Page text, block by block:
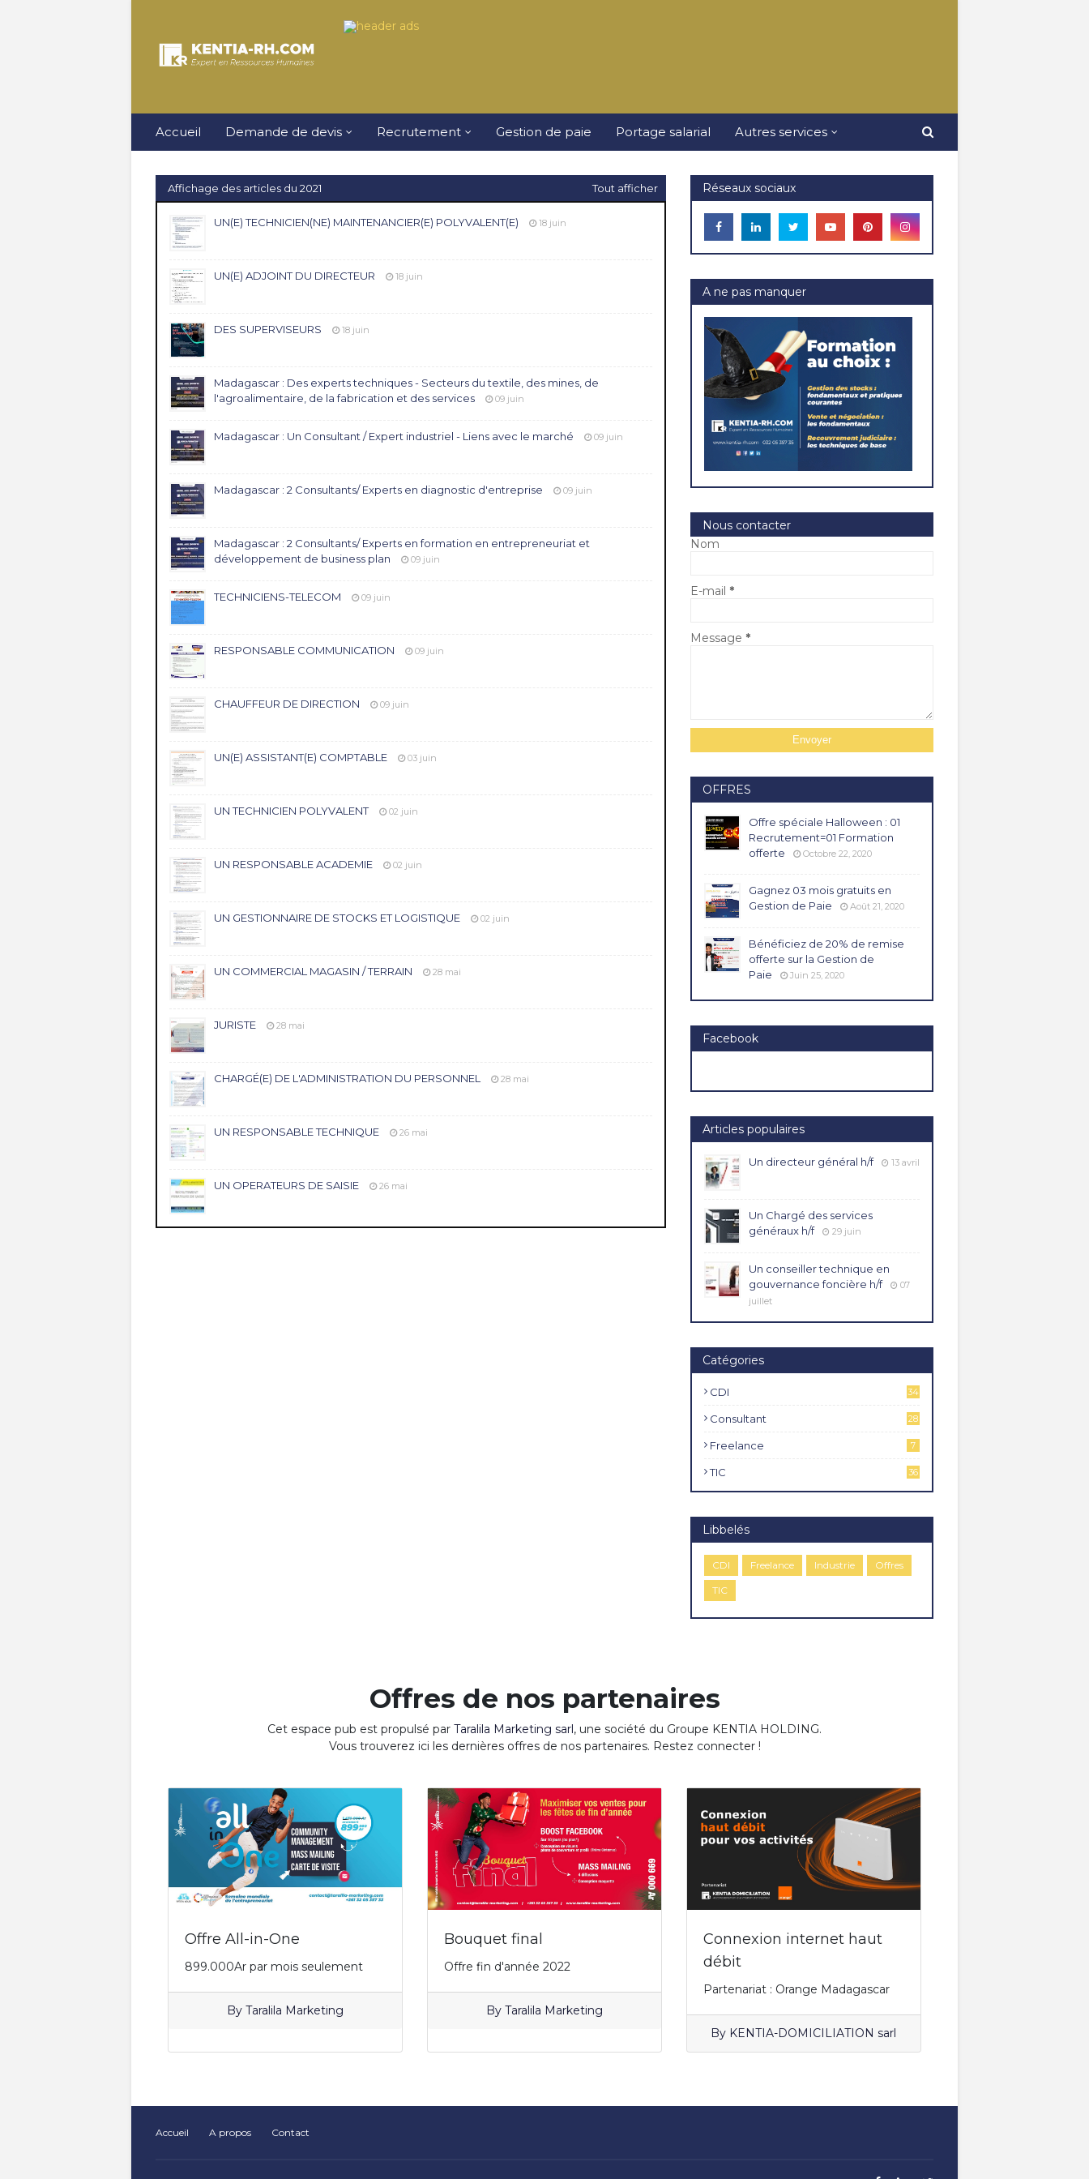
Accueil Demande de devis Recrutement Gestion de paie Portage salarial Autres services
Affichage des articles du 2021 Tout afficher
UN(E) TECHNICIEN(NE) MAINTENANCIER(E) POLYVALENT(E) 18 juin
UN(E) ADJOINT DU DIRECTEUR 18 juin
DES SUPERVISEURS 18 juin
Madagascar : Des experts techniques - Secteurs du textile, des mines, de
l'agroalimentaire, de la fabrication et des services
09 juin
Madagascar : Un Consultant / Expert industriel - Liens avec le marché 09 juin
Madagascar : 2 Consultants/ Experts en diagnostic d'entreprise 09 juin
Madagascar : 2 Consultants/ Experts en formation en entrepreneuriat et
développement de business plan
09 juin
TECHNICIENS-TELECOM 09 juin
RESPONSABLE COMMUNICATION 09 juin
CHAUFFEUR DE DIRECTION 09 juin
UN(E) ASSISTANT(E) COMPTABLE 03 juin
UN TECHNICIEN POLYVALENT 02 juin
UN RESPONSABLE ACADEMIE 02 juin
UN GESTIONNAIRE DE STOCKS ET LOGISTIQUE 02 juin
UN COMMERCIAL MAGASIN / TERRAIN 28 mai
JURISTE 28 mai
CHARGÉ(E) DE L'ADMINISTRATION DU PERSONNEL 28 mai
UN RESPONSABLE TECHNIQUE 26 mai
UN OPERATEURS DE SAISIE 26 mai
Réseaux sociaux
A ne pas manquer
Nous contacter
Nom
E-mail *
Message *
OFFRES
Offre spéciale Halloween : 01
Recrutement=01 Formation
offerte
Octobre 22, 2020
Gagnez 03 mois gratuits en
Gestion de Paie
Août 21, 2020
Bénéficiez de 20% de remise
offerte sur la Gestion de
Paie
Juin 25, 2020
Facebook
Articles populaires
Un directeur général h/f 13 avril
Un Chargé des services
généraux h/f
29 juin
Un conseiller technique en
gouvernance foncière h/f
07
juillet
Catégories
CDI
34
Consultant 28
Freelance 7
TIC 36
Libbelés
CDI Freelance Industrie Offres
TIC
Accueil A propos Contact